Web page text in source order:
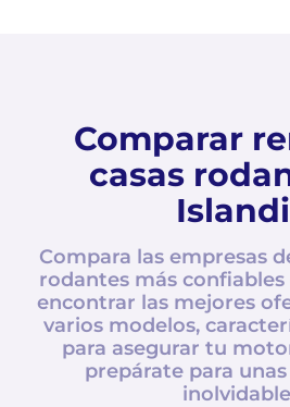
Comparar
casas
Compara las empresas
rodantes más confiables
encontrar las mejores
varios modelos,
para asegurar tu
prepárate para